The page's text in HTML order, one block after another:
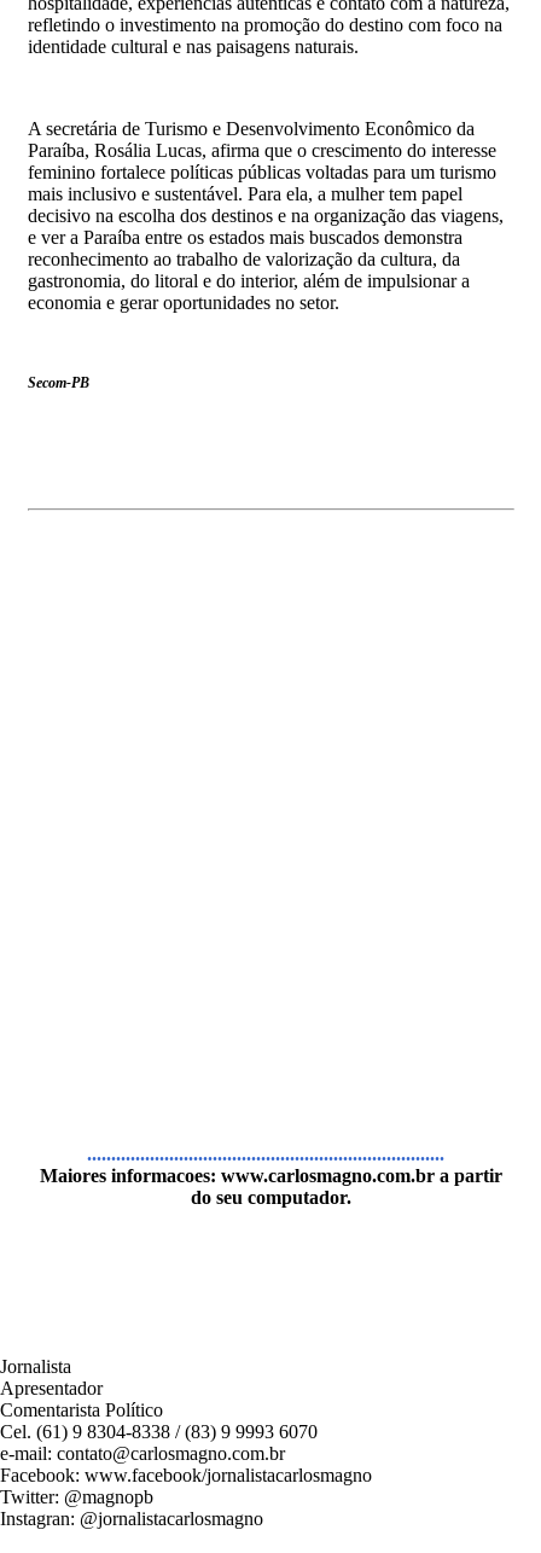
refletindo o investimento na promoção do destino com foco na
identidade cultural e nas paisagens naturais.
A secretária de Turismo e Desenvolvimento Econômico da
Paraíba, Rosália Lucas, afirma que o crescimento do interesse
feminino fortalece políticas públicas voltadas para um turismo
mais inclusivo e sustentável. Para ela, a mulher tem papel
decisivo na escolha dos destinos e na organização das viagens,
e ver a Paraíba entre os estados mais buscados demonstra
reconhecimento ao trabalho de valorização da cultura, da
gastronomia, do litoral e do interior, além de impulsionar a
economia e gerar oportunidades no setor.
Secom-PB
..........................................................................
Maiores informacoes: www.carlosmagno.com.bra partir
do seu computador.
Jornalista
Apresentador
Comentarista Político
Cel. (61) 9 8304-8338 / (83) 9 9993 6070
e-mail: contato@carlosmagno.com.br
Facebook: www.facebook/jornalistacarlosmagno
Twitter: @magnopb
Instagran: @jornalistacarlosmagno